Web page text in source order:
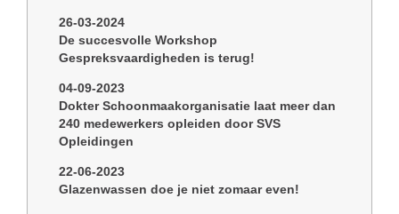
26-03-2024
De succesvolle Workshop
Gespreksvaardigheden is terug!
04-09-2023
Dokter Schoonmaakorganisatie laat meer dan
240 medewerkers opleiden door SVS
Opleidingen
22-06-2023
Glazenwassen doe je niet zomaar even!